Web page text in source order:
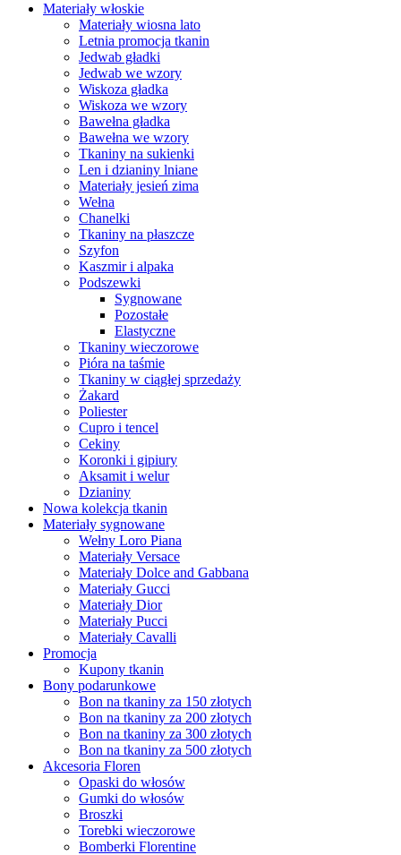
Materiały włoskie
Materiały wiosna lato
Letnia promocja tkanin
Jedwab gładki
Jedwab we wzory
Wiskoza gładka
Wiskoza we wzory
Bawełna gładka
Bawełna we wzory
Tkaniny na sukienki
Len i dzianiny lniane
Materiały jesień zima
Wełna
Chanelki
Tkaniny na płaszcze
Szyfon
Kaszmir i alpaka
Podszewki
Sygnowane
Pozostałe
Elastyczne
Tkaniny wieczorowe
Pióra na taśmie
Tkaniny w ciągłej sprzedaży
Żakard
Poliester
Cupro i tencel
Cekiny
Koronki i gipiury
Aksamit i welur
Dzianiny
Nowa kolekcja tkanin
Materiały sygnowane
Wełny Loro Piana
Materiały Versace
Materiały Dolce and Gabbana
Materiały Gucci
Materiały Dior
Materiały Pucci
Materiały Cavalli
Promocja
Kupony tkanin
Bony podarunkowe
Bon na tkaniny za 150 złotych
Bon na tkaniny za 200 złotych
Bon na tkaniny za 300 złotych
Bon na tkaniny za 500 złotych
Akcesoria Floren
Opaski do włosów
Gumki do włosów
Broszki
Torebki wieczorowe
Bomberki Florentine